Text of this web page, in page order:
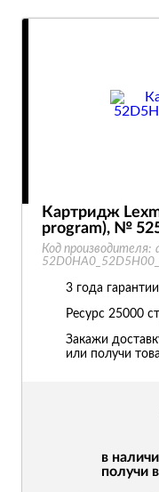
в
получи
Картридж
program), №
Код производителя:
3 года гарантии
Ресурс 25000
Закажи
или получи